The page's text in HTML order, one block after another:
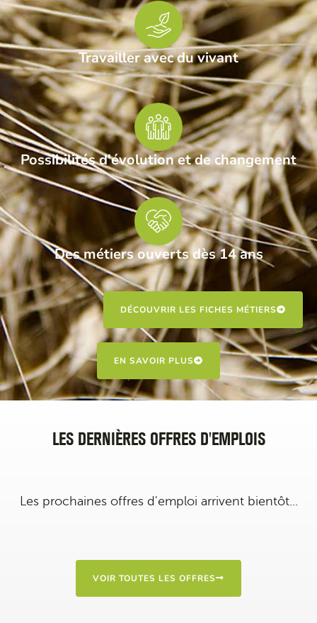
Travailler avec du vivant
Possibilités d'évolution et de changement
Des métiers ouverts dès 14 ans
DÉCOUVRIR LES FICHES MÉTIERS
EN SAVOIR PLUS
LES DERNIÈRES OFFRES D'EMPLOIS
Les prochaines offres d'emploi arrivent bientôt...
VOIR TOUTES LES OFFRES